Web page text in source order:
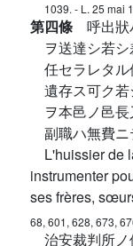
1039. - L. 25 mai
第四條 呼出
ヲ送達シ若
任セラレタ
遺存ス可ク
ヲ本邑ノ邑
副職ハ無費
L'huissier de
instrumenter
ses frères,
68, 601, 628, 673,
治安裁判所